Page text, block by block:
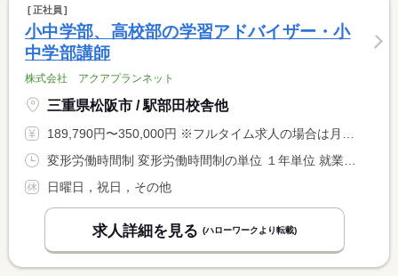
正社員
小中学部、高校部の学習アドバイザー・小
中学部講師
株式会社 アクアプランネット
三重県松阪市 / 駅部田校舎他
189,790円〜350,000円 ※フルタイム求人の場合は月額（換算額）、パート求人の場合は時間額を表示しています。
日曜日，祝日，その他
求人詳細を見る (ハローワークより転載)